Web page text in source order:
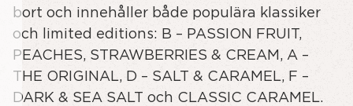
bort och innehåller både populära klassiker
och limited editions: B – PASSION FRUIT,
PEACHES, STRAWBERRIES & CREAM, A –
THE ORIGINAL, D – SALT & CARAMEL, F –
DARK & SEA SALT och CLASSIC CARAMEL.